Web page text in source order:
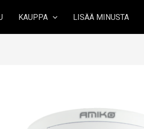
KAUPPA LISÄÄ MINUSTA